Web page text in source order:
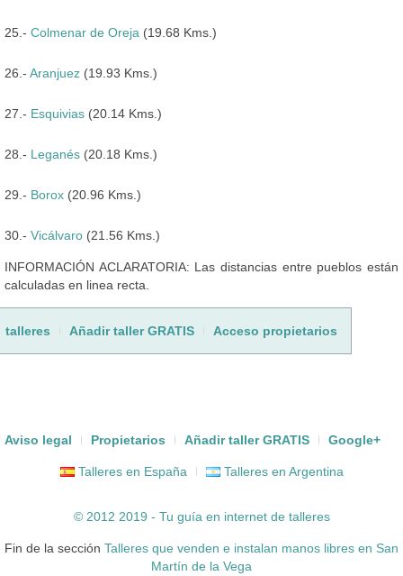
25.- Colmenar de Oreja (19.68 Kms.)
26.- Aranjuez (19.93 Kms.)
27.- Esquivias (20.14 Kms.)
28.- Leganés (20.18 Kms.)
29.- Borox (20.96 Kms.)
30.- Vicálvaro (21.56 Kms.)
INFORMACIÓN ACLARATORIA: Las distancias entre pueblos están
calculadas en linea recta.
talleres Añadir taller GRATIS Acceso propietarios
Aviso legal Propietarios Añadir taller GRATIS Google+
Talleres en España Talleres en Argentina
© 2012 2019 - Tu guía en internet de talleres
Fin de la sección Talleres que venden e instalan manos libres en San
Martín de la Vega